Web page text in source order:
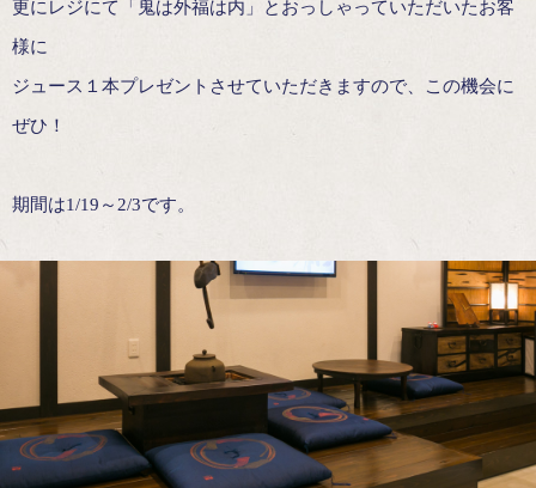
更にレジにて「鬼は外福は内」とおっしゃっていただいたお客
様に
ジュース１本プレゼントさせていただきますので、この機会に
ぜひ！
期間は1/19～2/3です。